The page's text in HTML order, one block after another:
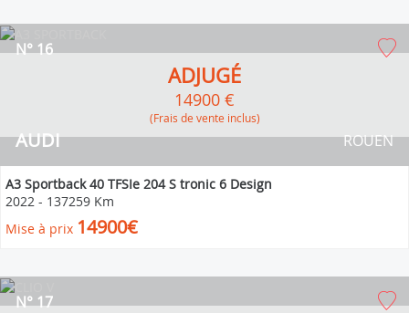
AUDI
N° 16
ROUEN
ADJUGÉ
14900 €
(Frais de vente inclus)
A3 Sportback 40 TFSIe 204 S tronic 6 Design
2022 - 137259 Km
Mise à prix 14900€
N° 17